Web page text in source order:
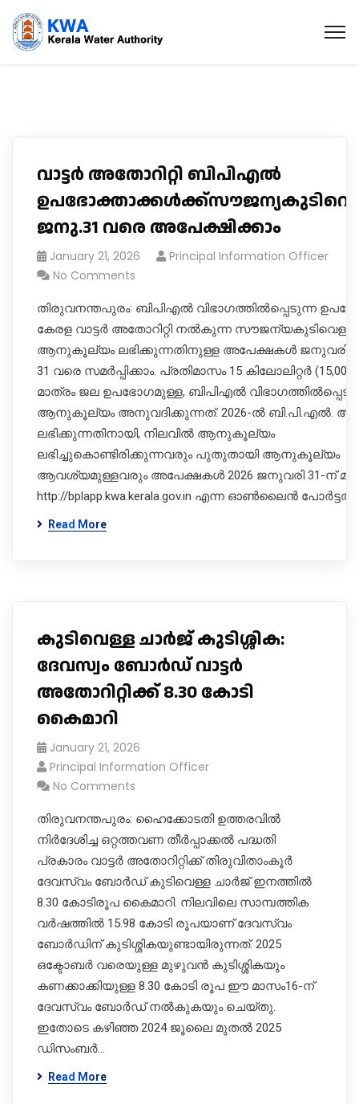
വാട്ടർ അതോറിറ്റി ബിപിഎൽ
ജനു.31 വരെ അപേക്ഷിക്കാം
January 21, 2026
Principal Information Officer
No Comments
തിരുവനന്തപുരം: ബിപിഎൽ വിഭാ​ഗത്തിൽപ്പെടുന്ന
കേരള വാട്ട‍ർ അതോറിറ്റി നൽകുന്ന സൗജന്യകുടിവെള്ള
ആനുകൂല്യം ലഭിക്കുന്നതിനുള്ള അപേക്ഷകൾ ജനുവരി
31 വരെ സമ‍‍ർപ്പിക്കാം. പ്രതിമാസം 15 കിലോലിറ്റ‍ർ (15,000
മാത്രം ജല ഉപഭോഗമുള്ള, ബിപിഎൽ
ആനുകൂല്യം അനുവദിക്കുന്നത്. 2026-ൽ ബി.പി.എല്‍.
ലഭിക്കുന്നതിനായി, നിലവില്‍ ആനുകൂല്യം
ലഭിച്ചുകൊണ്ടിരിക്കുന്നവരും പുതുതായി ആനുകൂല്യം
ആവശ്യമുള്ളവരും അപേക്ഷകള്‍ 2026 ജനുവരി 31-ന്‌
http://bplapp.kwa.kerala.gov.in എന്ന ഓണ്‍ലൈന്‍
Read More
കുടിവെള്ള ചാർജ് കുടിശ്ശിക:
ദേവസ്വം ബോർഡ് വാട്ടർ
അതോറിറ്റിക്ക് 8.30 കോടി
കൈമാറി
January 21, 2026
Principal Information Officer
No Comments
തിരുവനന്തപുരം: ഹൈക്കോടതി ഉത്തരവിൽ
നിർദേശിച്ച ഒറ്റത്തവണ തീർപ്പാക്കൽ പദ്ധതി
പ്രകാരം വാട്ടർ അതോറിറ്റിക്ക് തിരുവിതാംകൂർ
ദേവസ്വം ബോർഡ് കുടിവെള്ള ചാർജ് ഇനത്തിൽ
8.30 കോടിരൂപ കൈമാറി. നിലവിലെ സാമ്പത്തിക
വർഷത്തിൽ 15.98 കോടി രൂപയാണ് ദേവസ്വം
ബോർഡിന് കുടിശ്ശികയുണ്ടായിരുന്നത്. 2025
ഒക്ടോബർ വരെയുള്ള മുഴുവൻ കുടിശ്ശികയും
കണക്കാക്കിയുള്ള 8.30 കോടി രൂപ ഈ മാസം16-ന്
ദേവസ്വം ബോർഡ് നൽകുകയും ചെയ്തു.
ഇതോടെ കഴിഞ്ഞ 2024 ജൂലൈ മുതൽ 2025
ഡിസംബർ…
Read More